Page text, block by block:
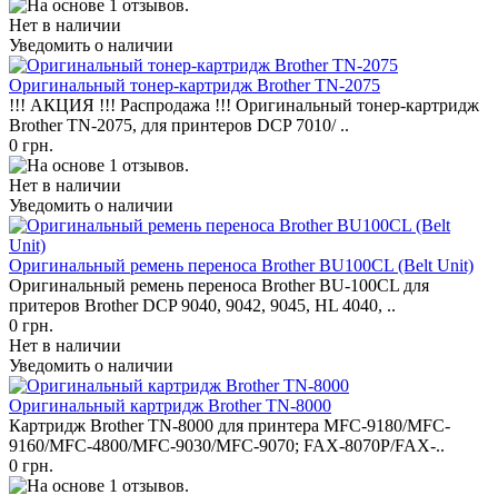
Нет в наличии
Уведомить о наличии
Оригинальный тонер-картридж Brother TN-2075
!!! АКЦИЯ !!! Распродажа !!! Оригинальный тонер-картридж
Brother TN-2075, для принтеров DCP 7010/ ..
0 грн.
Нет в наличии
Уведомить о наличии
Оригинальный ремень переноса Brother BU100CL (Belt Unit)
Оригинальный ремень переноса Brother BU-100CL для
притеров Brother DCP 9040, 9042, 9045, HL 4040, ..
0 грн.
Нет в наличии
Уведомить о наличии
Оригинальный картридж Brother TN-8000
Картридж Brother TN-8000 для принтера MFC-9180/MFC-
9160/MFC-4800/MFC-9030/MFC-9070; FAX-8070P/FAX-..
0 грн.